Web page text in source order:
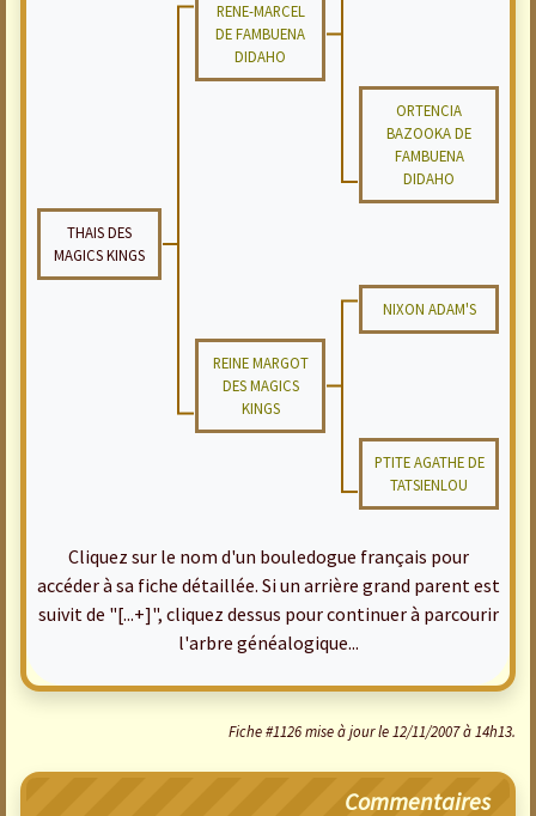
RENE-MARCEL
DE FAMBUENA
DIDAHO
ORTENCIA
BAZOOKA DE
FAMBUENA
DIDAHO
THAIS DES
MAGICS KINGS
NIXON ADAM'S
REINE MARGOT
DES MAGICS
KINGS
PTITE AGATHE DE
TATSIENLOU
Cliquez sur le nom d'un bouledogue français pour
accéder à sa fiche détaillée. Si un arrière grand parent est
suivit de "[...+]", cliquez dessus pour continuer à parcourir
l'arbre généalogique...
Fiche #1126 mise à jour le 12/11/2007 à 14h13.
Commentaires